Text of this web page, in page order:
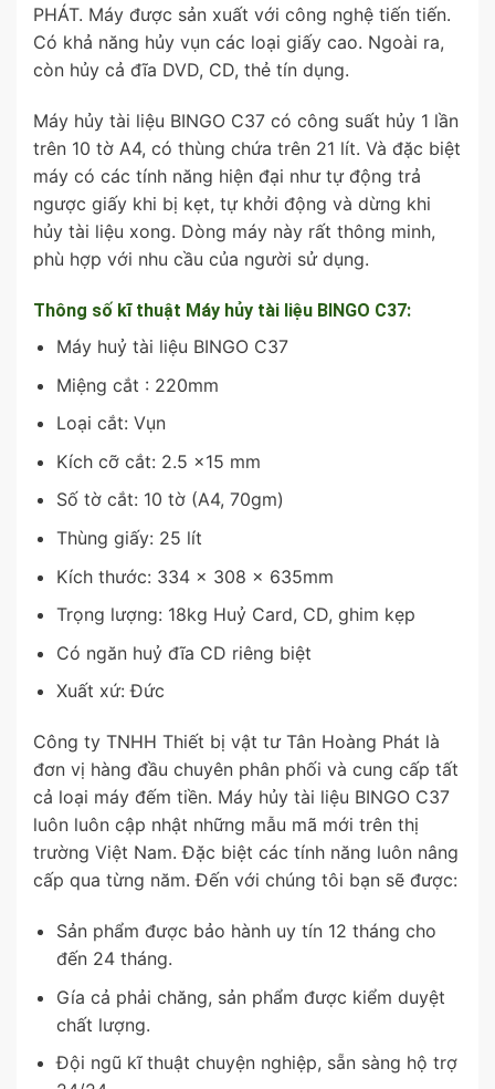
PHÁT. Máy được sản xuất với công nghệ tiến tiến.
Có khả năng hủy vụn các loại giấy cao. Ngoài ra,
còn hủy cả đĩa DVD, CD, thẻ tín dụng.
Máy hủy tài liệu BINGO C37 có công suất hủy 1 lần
trên 10 tờ A4, có thùng chứa trên 21 lít. Và đặc biệt
máy có các tính năng hiện đại như tự động trả
ngược giấy khi bị kẹt, tự khởi động và dừng khi
hủy tài liệu xong. Dòng máy này rất thông minh,
phù hợp với nhu cầu của người sử dụng.
Thông số kĩ thuật Máy hủy tài liệu BINGO C37:
Máy huỷ tài liệu BINGO C37
Miệng cắt : 220mm
Loại cắt: Vụn
Kích cỡ cắt: 2.5 x15 mm
Số tờ cắt: 10 tờ (A4, 70gm)
Thùng giấy: 25 lít
Kích thước: 334 x 308 x 635mm
Trọng lượng: 18kg Huỷ Card, CD, ghim kẹp
Có ngăn huỷ đĩa CD riêng biệt
Xuất xứ: Đức
Công ty TNHH Thiết bị vật tư Tân Hoàng Phát là
đơn vị hàng đầu chuyên phân phối và cung cấp tất
cả loại máy đếm tiền. Máy hủy tài liệu BINGO C37
luôn luôn cập nhật những mẫu mã mới trên thị
trường Việt Nam. Đặc biệt các tính năng luôn nâng
cấp qua từng năm. Đến với chúng tôi bạn sẽ được:
Sản phẩm được bảo hành uy tín 12 tháng cho
đến 24 tháng.
Gía cả phải chăng, sản phẩm được kiểm duyệt
chất lượng.
Đội ngũ kĩ thuật chuyện nghiệp, sẵn sàng hộ trợ